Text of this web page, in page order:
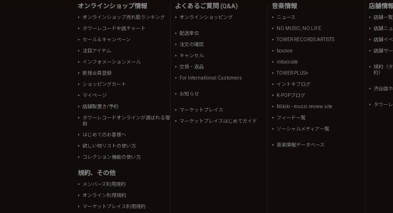
オンラインショップ情報
オンラインショップ売れ筋ランキング
タワーレコード全店チャート
セール＆キャンペーン
注目アイテム
インフォメーションメール
新規会員登録
ショッピングカート
マイページ
店舗取置き/予約
タワーレコードオンラインが選ばれる理
由
はじめてのお客様へ
欲しい物リストの使い方
コレクション機能の使い方
規約、その他
メンバーズ利用規約
オンライン利用規約
マーケットプレイス利用規約
よくあるご質問 (Q&A)
オンラインショッピング
配送単位
注文の確認
キャンセル
交換・返品
For International Customers
お知らせ
マーケットプレイス
マーケットプレイスはじめてガイド
音楽情報
ニュース
NO MUSIC, NO LIFE.
TOWER RECORDS ARTISTS
bounce
intoxicate
TOWER PLUS+
イントキブログ
K-POPブログ
Mikiki - music review site
フィード一覧
ソーシャルメディア一覧
音楽情報データベース
店舗情
店舗一覧
店舗ニュ
店舗イ
店舗サ
規約（
約）
渋谷店
タワー